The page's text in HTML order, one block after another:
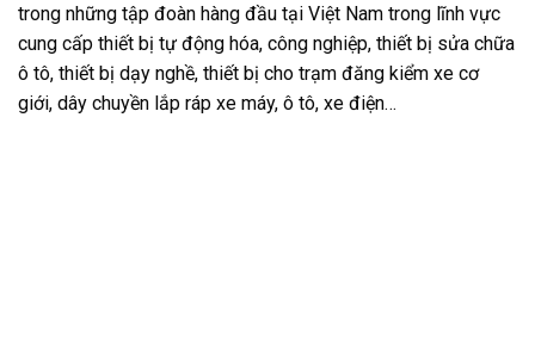
trong những tập đoàn hàng đầu tại Việt Nam trong lĩnh vực
cung cấp thiết bị tự động hóa, công nghiệp, thiết bị sửa chữa
ô tô, thiết bị dạy nghề, thiết bị cho trạm đăng kiểm xe cơ
giới, dây chuyền lắp ráp xe máy, ô tô, xe điện…